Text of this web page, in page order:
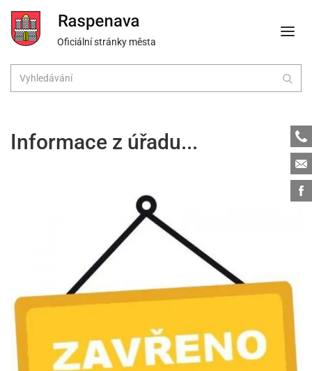
Oficiální stránky města
Informace z úřadu...